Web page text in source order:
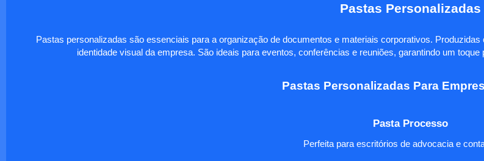
Pastas Personalizadas
Pastas personalizadas são essenciais para a organização de documentos e materiais corporativos.
identidade visual da empresa. São ideais para eventos, conferências e reuniões, garantindo um
Pastas Personalizadas Para
Pasta Processo
Perfeita para escritórios de advocacia e